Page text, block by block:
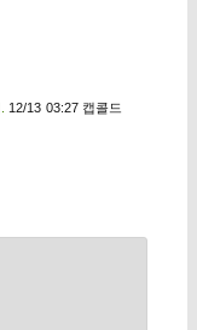
12/13 03:27 캡콜드